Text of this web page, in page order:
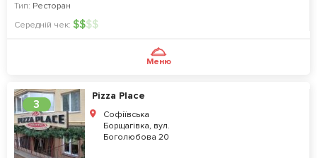
Тип: Ресторан
Середній чек: $$$$
Меню
3
Pizza Place
Софіївська
Борщагівка, вул.
Боголюбова 20